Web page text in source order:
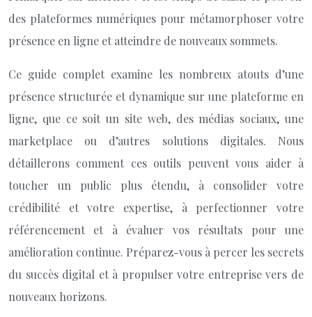
des plateformes numériques pour métamorphoser votre
présence en ligne et atteindre de nouveaux sommets.
Ce guide complet examine les nombreux atouts d’une
présence structurée et dynamique sur une plateforme en
ligne, que ce soit un site web, des médias sociaux, une
marketplace ou d’autres solutions digitales. Nous
détaillerons comment ces outils peuvent vous aider à
toucher un public plus étendu, à consolider votre
crédibilité et votre expertise, à perfectionner votre
référencement et à évaluer vos résultats pour une
amélioration continue. Préparez-vous à percer les secrets
du succès digital et à propulser votre entreprise vers de
nouveaux horizons.